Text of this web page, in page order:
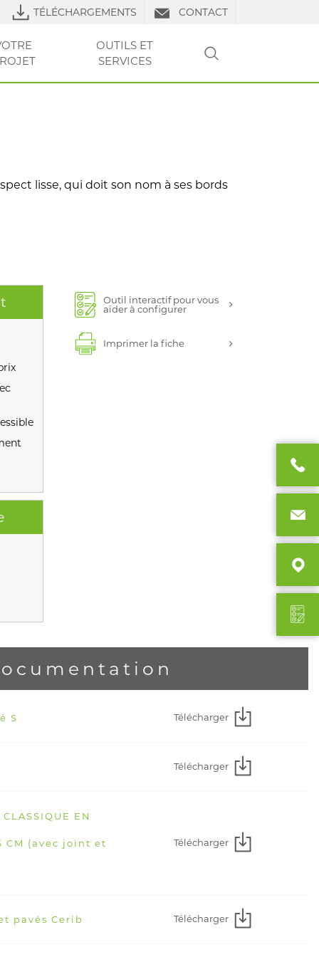
TÉLÉCHARGEMENTS CONTACT
OUTILS ET
SERVICES
lisse, qui doit son nom à ses bords
Outil interactif pour vous
aider à configurer
Imprimer la fiche
S Télécharger
Télécharger
EN
CM (avec joint et Télécharger
pavés Cerib Télécharger